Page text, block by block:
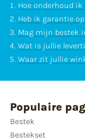
Hoe onderhoud
Heb ik garantie
Mag mijn bestek
Wat is jullie
Waar zit jullie
Populaire
Bestek
Bestekset